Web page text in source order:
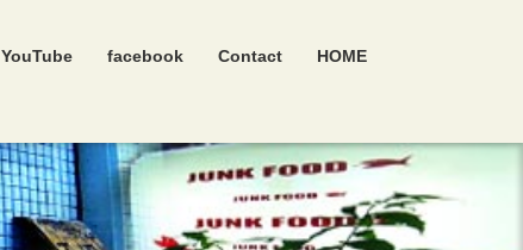
YouTube facebook Contact HOME